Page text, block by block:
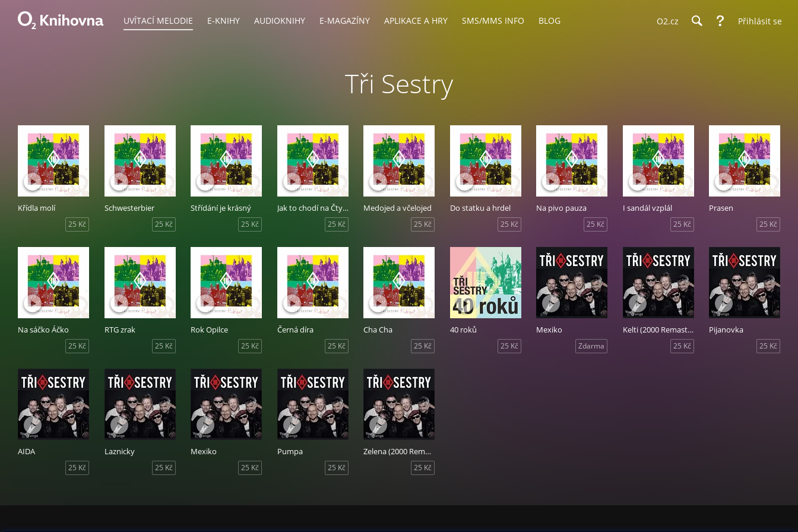
UVÍTACÍ MELODIE E-KNIHY AUDIOKNIHY E-MAGAZÍNY APLIKACE A HRY SMS/MMS INFO BLOG O2.cz Přihlásit se
Tři Sestry
Křídla molí
25 Kč
Schwesterbier
25 Kč
Střídání je krásný
25 Kč
Jak to chodí na Čtyřce
25 Kč
Medojed a včelojed
25 Kč
Do statku a hrdel
25 Kč
Na pivo pauza
25 Kč
I sandál vzplál
25 Kč
Prasen
25 Kč
Na sáčko Áčko
25 Kč
RTG zrak
25 Kč
Rok Opilce
25 Kč
Černá díra
25 Kč
Cha Cha
25 Kč
40 roků
25 Kč
Mexiko
Zdarma
Kelti (2000 Remastered version)
25 Kč
Pijanovka
25 Kč
AIDA
25 Kč
Laznicky
25 Kč
Mexiko
25 Kč
Pumpa
25 Kč
Zelena (2000 Remastered version)
25 Kč